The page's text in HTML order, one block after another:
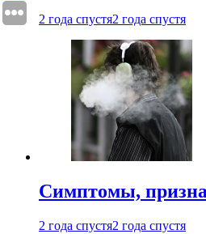
2 года спустя2 года спустя
Симптомы,
2 года спустя2 года спустя